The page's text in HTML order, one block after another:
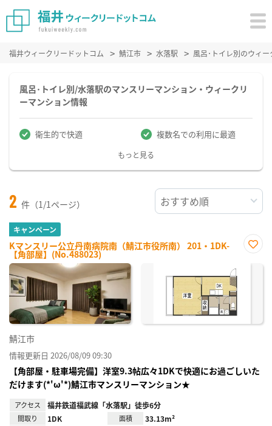
福井ウィークリードットコム 鯖江市 水落駅 風呂･トイレ別のウィ
風呂･トイレ別/水落駅のマンスリーマンション・ウィークリ
ーマンション情報
衛生的で快適 複数名での利用に最適
もっと見る
2 件（1/1ページ）
キャンペーン
Kマンスリー公立丹南病院南（鯖江市役所南） 201・1DK-
【角部屋】(No.488023)
に入
鯖江市
情報更新日 2026/08/09 09:30
【角部屋・駐車場完備】洋室9.3帖広々1DKで快適にお過ごしいた
だけます(*'ω'*)鯖江市マンスリーマンション★
アクセス 福井鉄道福武線「水落駅」徒歩6分
間取り 1DK 面積 33.13m²